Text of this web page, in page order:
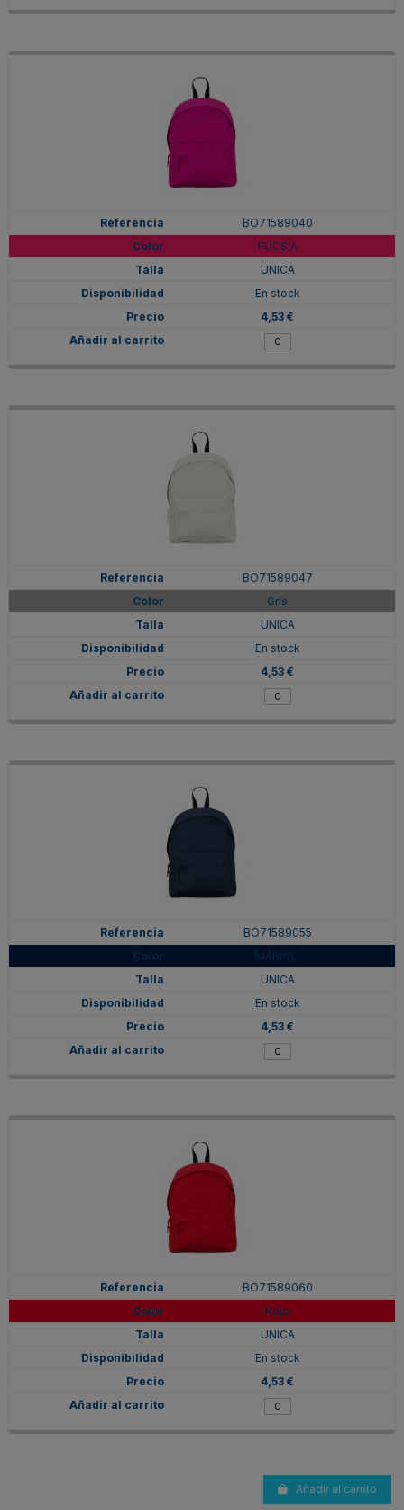
BO71589040
FUCSIA
UNICA
En stock
4,53 €
BO71589047
Gris
UNICA
En stock
4,53 €
BO71589055
MARINO
UNICA
En stock
4,53 €
BO71589060
Rojo
UNICA
En stock
4,53 €
Añadir al carrito